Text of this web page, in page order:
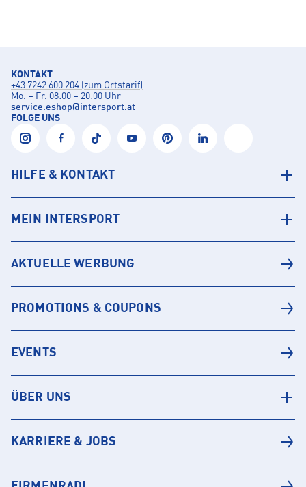
KONTAKT
+43 7242 600 204 (zum Ortstarif)
Mo. – Fr. 08:00 – 20:00 Uhr
service.eshop@intersport.at
FOLGE UNS
HILFE & KONTAKT
MEIN INTERSPORT
AKTUELLE WERBUNG
PROMOTIONS & COUPONS
EVENTS
ÜBER UNS
KARRIERE & JOBS